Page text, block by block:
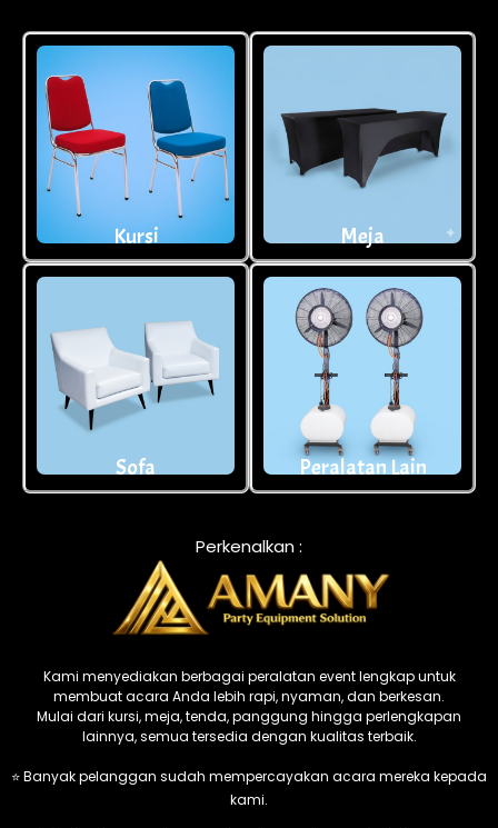
Kursi Meja
Sofa Peralatan Lain
Perkenalkan :
Kami menyediakan berbagai peralatan event lengkap untuk
membuat acara Anda lebih rapi, nyaman, dan berkesan.
Mulai dari kursi, meja, tenda, panggung hingga perlengkapan
lainnya, semua tersedia dengan kualitas terbaik.
⭐ Banyak pelanggan sudah mempercayakan acara mereka kepada
kami.